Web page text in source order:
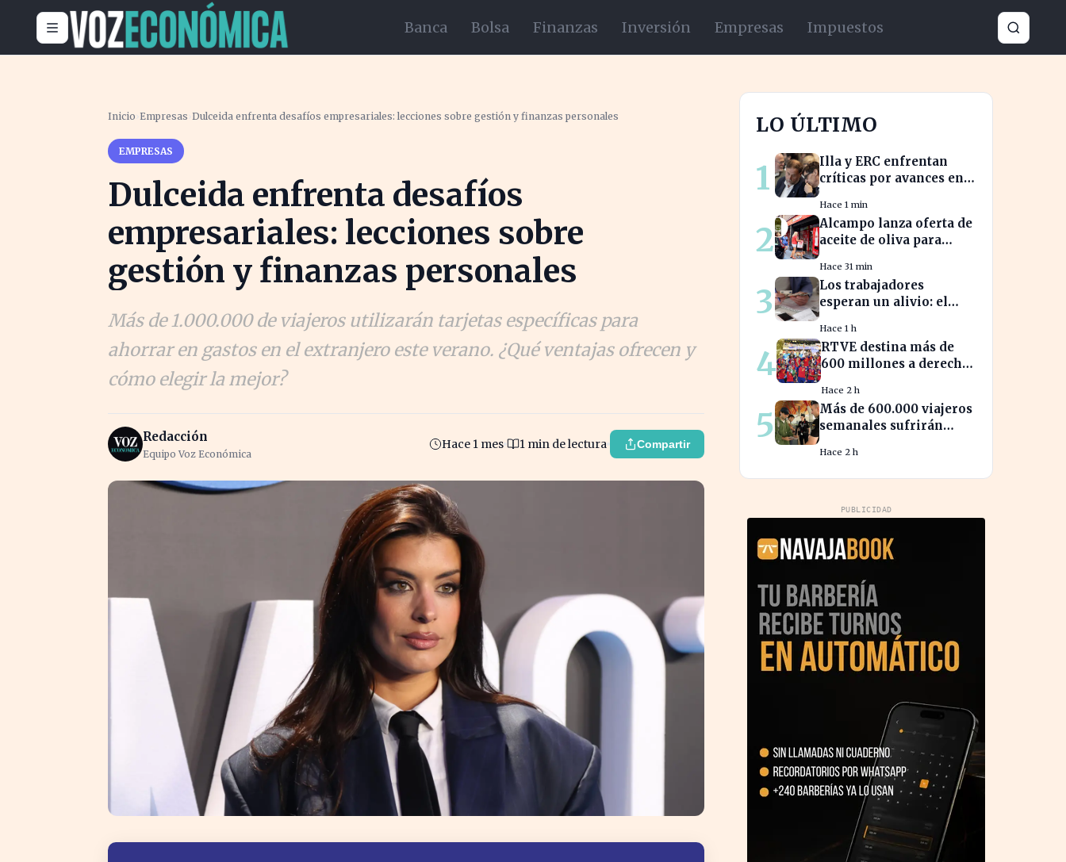
Banca Bolsa Finanzas Inversión Empresas Impuestos
Inicio ›Empresas ›Dulceida enfrenta desafíos empresariales: lecciones sobre gestión y finanzas personales
EMPRESAS
Dulceida enfrenta desafíos
empresariales: lecciones sobre
gestión y finanzas personales
Más de 1.000.000 de viajeros utilizarán tarjetas específicas para
ahorrar en gastos en el extranjero este verano. ¿Qué ventajas ofrecen y
cómo elegir la mejor?
Redacción
Equipo Voz Económica
Hace 1 mes 1 min de lectura Compartir
LO ÚLTIMO
1
Illa y ERC enfrentan
críticas por avances en
estancamiento fiscal
Hace 1 min
2
Alcampo lanza oferta de
aceite de oliva para
Carrefour este agosto
Hace 31 min
3
Los trabajadores
esperan un alivio: el
subirá más en 2023
Hace 1 h
4
RTVE destina más de
600 millones a derechos
la programación futura
Hace 2 h
5
Más de 600.000 viajeros
semanales sufrirán
entre España e Italia
Hace 2 h
PUBLICIDAD